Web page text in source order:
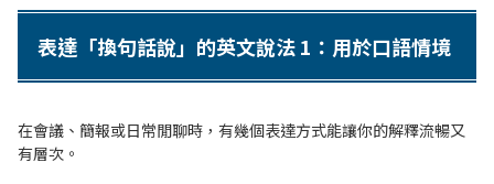
表達「換句話說」的英文說法 1：用於口語情境
在會議、簡報或日常閒聊時，有幾個表達方式能讓你的解釋流暢又
有層次。